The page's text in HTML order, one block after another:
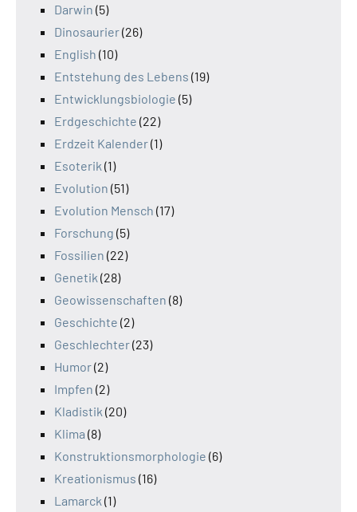
Darwin (5)
Dinosaurier(26)
English (10)
Entstehung des Lebens (19)
Entwicklungsbiologie (5)
Erdgeschichte (22)
Erdzeit Kalender(1)
Esoterik (1)
Evolution (51)
Evolution Mensch (17)
Forschung (5)
Fossilien (22)
Genetik (28)
Geowissenschaften (8)
Geschichte (2)
Geschlechter(23)
Humor(2)
Impfen (2)
Kladistik (20)
Klima (8)
Konstruktionsmorphologie (6)
Kreationismus (16)
Lamarck (1)